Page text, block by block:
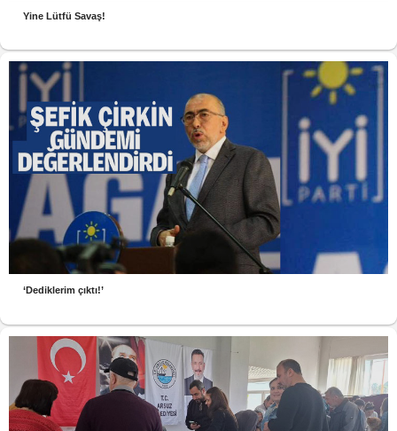
Yine Lütfü Savaş!
‘Dediklerim çıktı!’